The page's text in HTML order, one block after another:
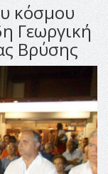
κόσμου
Γεωργική
Βρύσης